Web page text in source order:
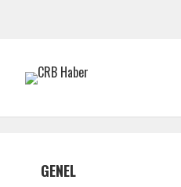
GENEL